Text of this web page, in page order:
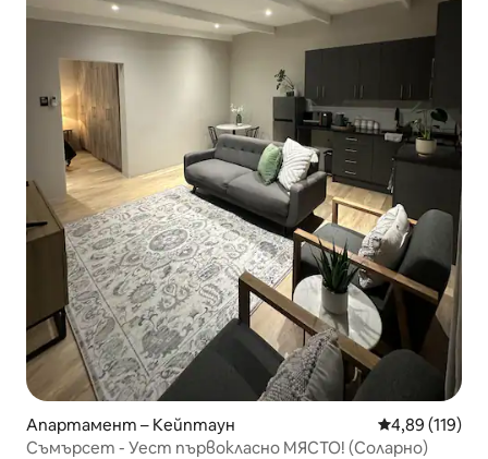
Апартамент – Кейптаун Средна
4,89 (119)
Съмърсет - Уест първокласно МЯСТО! (Соларно)